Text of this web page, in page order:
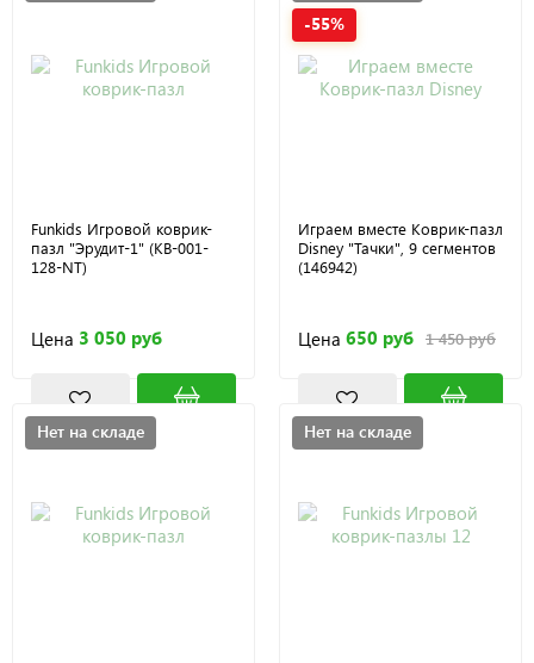
Funkids Игровой коврик-
пазл "Эрудит-1" (KB-001-
128-NT)
Цена 3 050 руб
-55%
Играем вместе Коврик-пазл
Disney "Тачки", 9 сегментов
(146942)
Цена 650 руб 1 450 руб
Нет на складе Нет на складе